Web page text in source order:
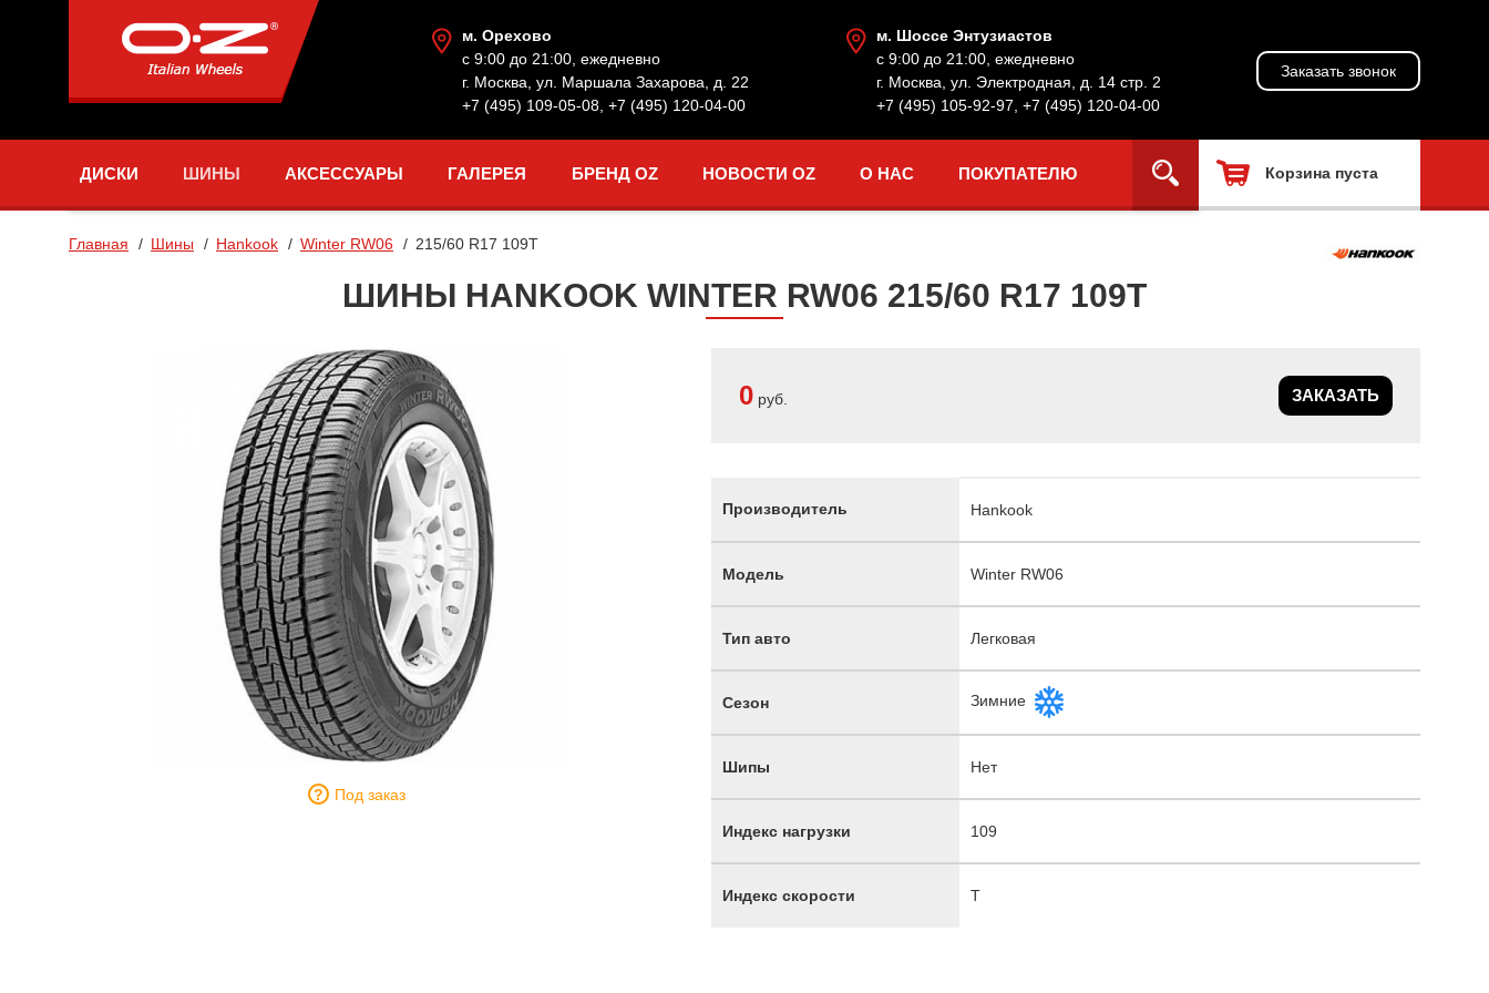
м. Орехово
с 9:00 до 21:00, ежедневно
г. Москва, ул. Маршала Захарова, д. 22
+7 (495) 109-05-08 +7 (495) 120-04-00
м. Шоссе Энтузиастов
с 9:00 до 21:00, ежедневно
г. Москва, ул. Электродная, д. 14 стр. 2
+7 (495) 105-92-97 +7 (495) 120-04-00
Заказать звонок
ДИСКИ ШИНЫ АКСЕССУАРЫ ГАЛЕРЕЯ БРЕНД OZ НОВОСТИ OZ О НАС ПОКУПАТЕЛЮ Корзина пуста
Главная Шины Hankook Winter RW06 215/60 R17 109T
ШИНЫ HANKOOK WINTER RW06 215/60 R17 109T
Под заказ
0 руб. ЗАКАЗАТЬ
Производитель Hankook
Модель Winter RW06
Тип авто Легковая
Сезон Зимние
Шипы Нет
Индекс нагрузки 109
Индекс скорости T